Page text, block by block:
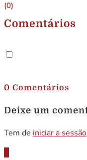
(0)
Comentários
0 Comentários
Deixe um
Tem de iniciar a sessão